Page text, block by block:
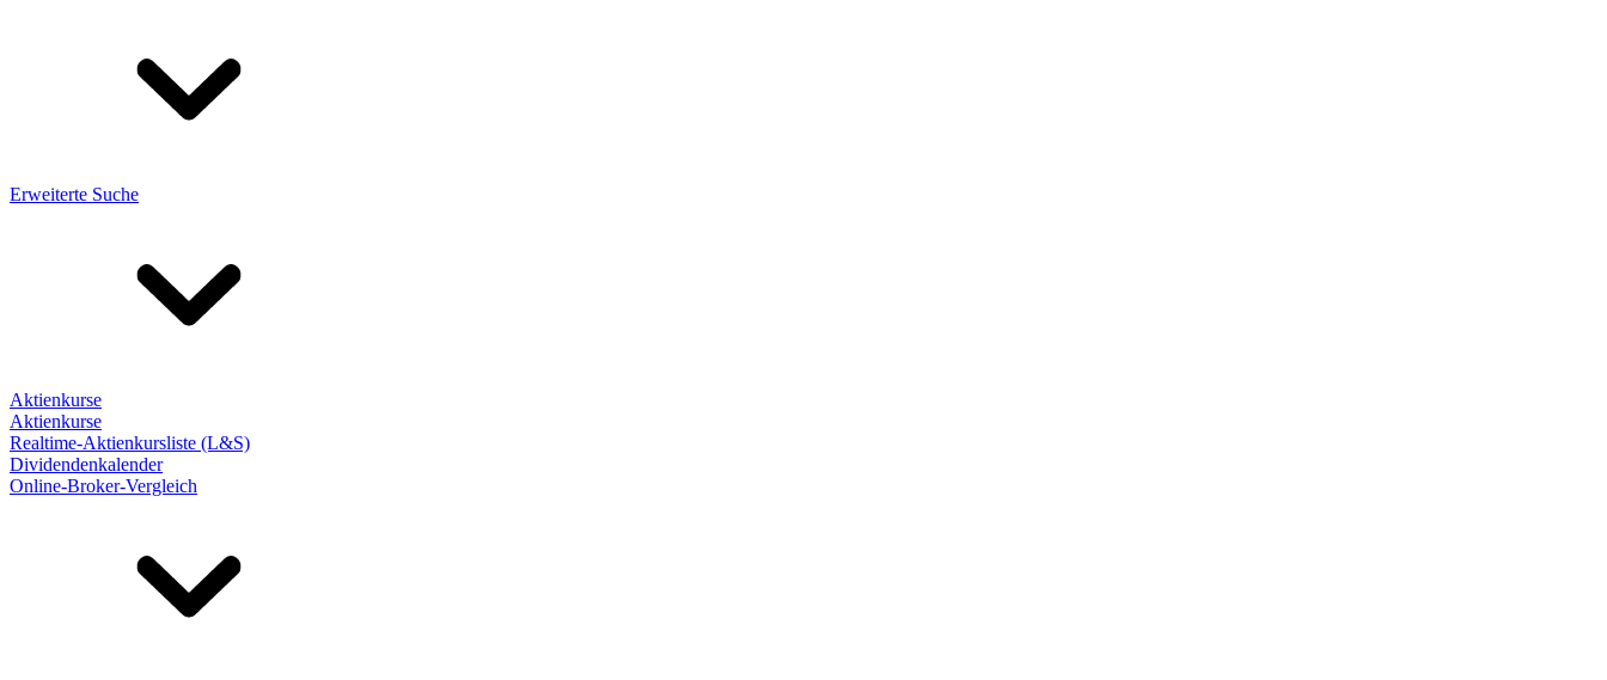
Erweiterte Suche
Aktienkurse
Aktienkurse
Realtime-Aktienkursliste (L&S)
Dividendenkalender
Online-Broker-Vergleich